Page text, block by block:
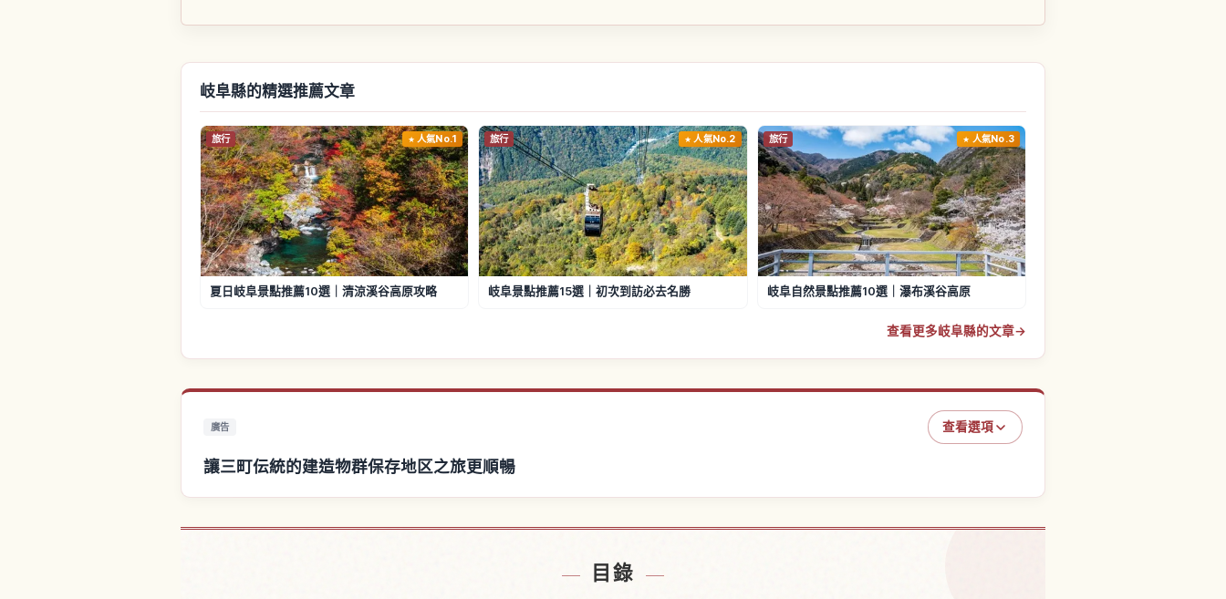
岐阜縣的精選推薦文章
旅行 人氣No.1
夏日岐阜景點推薦10選｜清涼溪谷高原攻略
旅行 人氣No.2
岐阜景點推薦15選｜初次到訪必去名勝
旅行 人氣No.3
岐阜自然景點推薦10選｜瀑布溪谷高原
查看更多岐阜縣的文章→
廣告 查看選項
讓三町伝統的建造物群保存地区之旅更順暢
目錄